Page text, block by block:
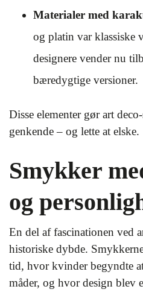
Materialer med
og platin var klassiske
designere vender nu
bæredygtige versioner.
Disse elementer gør art
genkende – og lette at elske.
Smykker
og
En del af fascinationen ved
historiske dybde.
tid, hvor kvinder begyndte
måder, og hvor design blev